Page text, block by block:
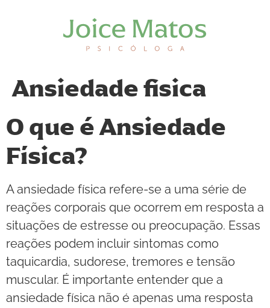
Ansiedade fisica
O que é Ansiedade
Física?
A ansiedade física refere-se a uma série de
reações corporais que ocorrem em resposta a
situações de estresse ou preocupação. Essas
reações podem incluir sintomas como
taquicardia, sudorese, tremores e tensão
muscular. É importante entender que a
ansiedade física não é apenas uma resposta